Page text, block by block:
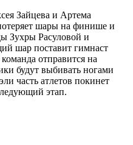
Зайцева и Артема
шары на финише и
Зухры Расуловой и
шар поставит гимнаст
отправится на
будут выбивать ногами
часть атлетов покинет
этап.